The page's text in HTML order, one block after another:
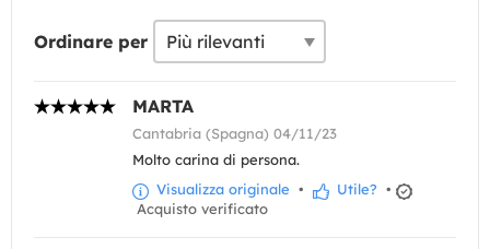
Ordinare per
MARTA
Cantabria (Spagna) 04/11/23
Molto carina di persona.
Visualizza originale • Utile? •
Acquisto verificato